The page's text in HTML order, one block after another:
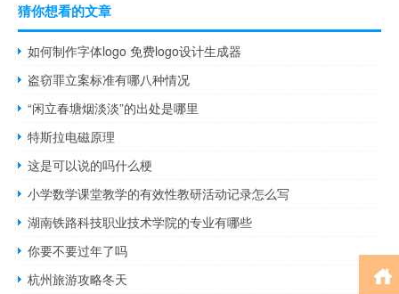
猜你想看的文章
如何制作字体logo 免费logo设计生成器
盗窃罪立案标准有哪八种情况
“闲立春塘烟淡淡”的出处是哪里
特斯拉电磁原理
这是可以说的吗什么梗
小学数学课堂教学的有效性教研活动记录怎么写
湖南铁路科技职业技术学院的专业有哪些
你要不要过年了吗
杭州旅游攻略冬天